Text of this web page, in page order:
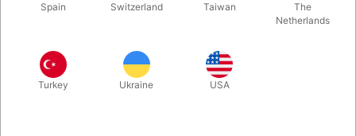
Mere information
Spain Switzerland Taiwan
The
Netherlands
Turkey Ukraine USA